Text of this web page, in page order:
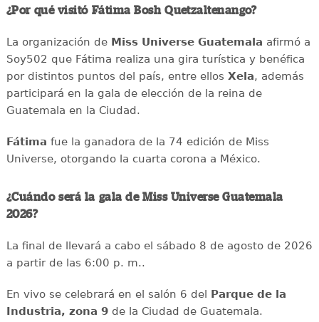
¿Por qué visitó Fátima Bosh Quetzaltenango?
La organización de Miss Universe Guatemala afirmó a
Soy502 que Fátima realiza una gira turística y benéfica
por distintos puntos del país, entre ellos Xela, además
participará en la gala de elección de la reina de
Guatemala en la Ciudad.
Fátima fue la ganadora de la 74 edición de Miss
Universe, otorgando la cuarta corona a México.
¿Cuándo será la gala de Miss Universe Guatemala
2026?
La final de llevará a cabo el sábado 8 de agosto de 2026
a partir de las 6:00 p. m..
En vivo se celebrará en el salón 6 del Parque de la
Industria, zona 9de la Ciudad de Guatemala.